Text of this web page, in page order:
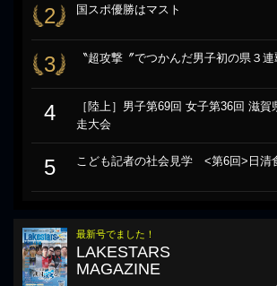
2 国スポ優勝はマスト
3 〝超攻撃〞でつかんだ男子初の県３連
4
［陸上］男子第69回 女子第36回 滋
走大会
5 こども記者の社会見学 <第6回>日清
最新号でました！
LAKESTARS
MAGAZINE